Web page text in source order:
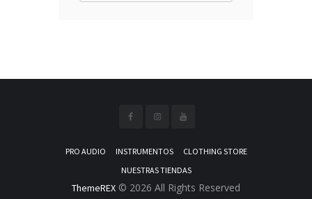
PRO AUDIO INSTRUMENTOS
CLOTHING STORE
NUESTRAS TIENDAS
ThemeREX © 2026 All Rights Reserved